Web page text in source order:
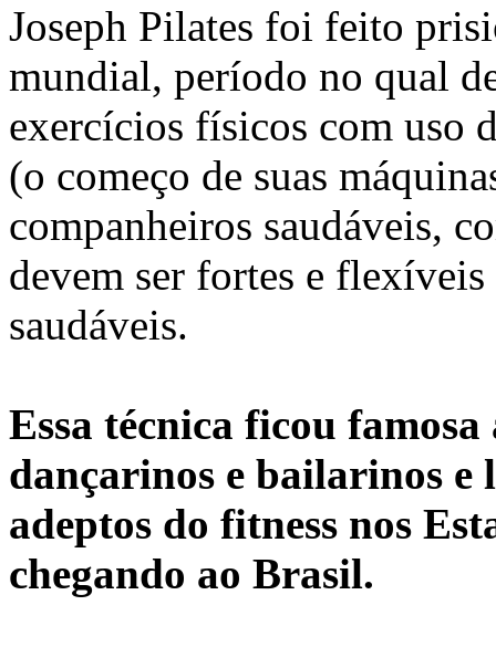
Joseph Pilates foi feito
mundial, período no qual
exercícios físicos com uso
(o começo de suas
companheiros saudáveis,
devem ser fortes e
saudáveis.
Essa técnica ficou
dançarinos e bailarinos e
adeptos do fitness nos
chegando ao Brasil.